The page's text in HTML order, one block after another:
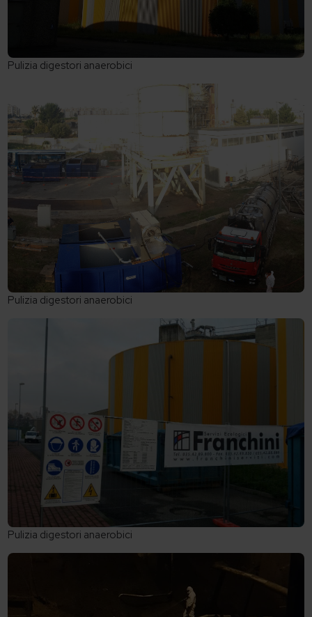
Pulizia digestori anaerobici
Pulizia digestori anaerobici
Pulizia digestori anaerobici